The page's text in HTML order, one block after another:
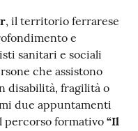
, il territorio ferrarese
e
sanitari e sociali
che assistono
disabilità, fragilità o
due appuntamenti
percorso formativo“Il